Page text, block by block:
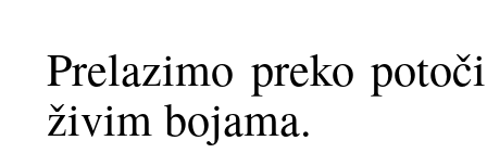
Prelazimo preko
živim bojama.